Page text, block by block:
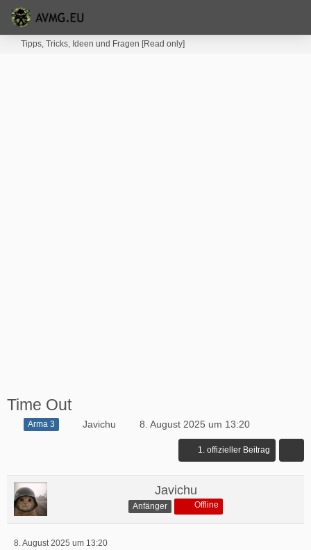
Tipps, Tricks, Ideen und Fragen [Read only]
Time Out
Arma 3 Javichu 8. August 2025 um 13:20
1. offizieller Beitrag
Javichu
Anfänger Offline
8. August 2025 um 13:20